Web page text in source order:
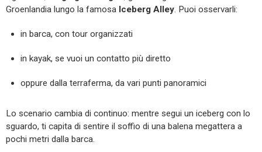
Groenlandia lungo la famosa Iceberg Alley. Puoi osservarli:
in barca, con tour organizzati
in kayak, se vuoi un contatto più diretto
oppure dalla terraferma, da vari punti panoramici
Lo scenario cambia di continuo: mentre segui un iceberg con lo
sguardo, ti capita di sentire il soffio di una balena megattera a
pochi metri dalla barca.